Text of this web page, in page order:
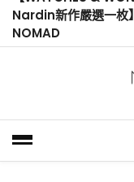
Nardin新作嚴選一
NOMAD